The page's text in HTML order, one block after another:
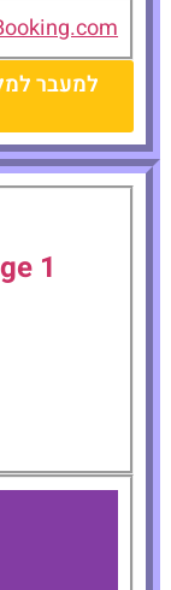
1 Hotel Brooklyn Bridge